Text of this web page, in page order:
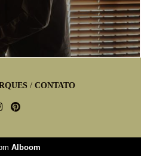
/ CONTATO
Alboom